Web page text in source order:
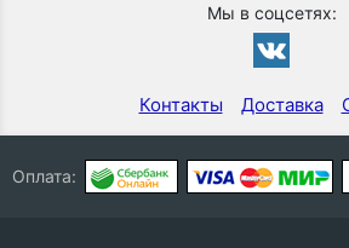
Мы в соцсетях:
Контакты Доставка
Оплата: